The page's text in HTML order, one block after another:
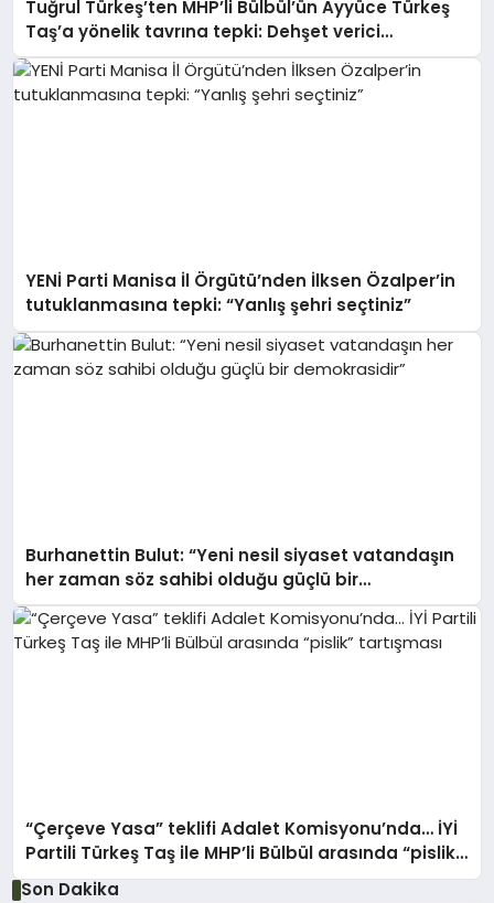
Tuğrul Türkeş’ten MHP’li Bülbül’ün Ayyüce Türkeş
Taş’a yönelik tavrına tepki: Dehşet verici
buluyorum
YENİ Parti Manisa İl Örgütü’nden İlksen Özalper’in
tutuklanmasına tepki: “Yanlış şehri seçtiniz”
Burhanettin Bulut: “Yeni nesil siyaset vatandaşın
her zaman söz sahibi olduğu güçlü bir
demokrasidir”
“Çerçeve Yasa” teklifi Adalet Komisyonu’nda… İYİ
Partili Türkeş Taş ile MHP’li Bülbül arasında “pislik”
tartışması
Son Dakika